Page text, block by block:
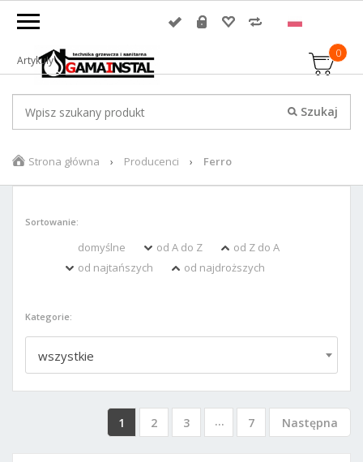
0
Artykuły
Strona główna Producenci Ferro
Sortowanie:
domyślne od A do Z
od Z do A
od najtańszych
od najdroższych
Kategorie:
wszystkie
1 2 3 ... 7 Następna